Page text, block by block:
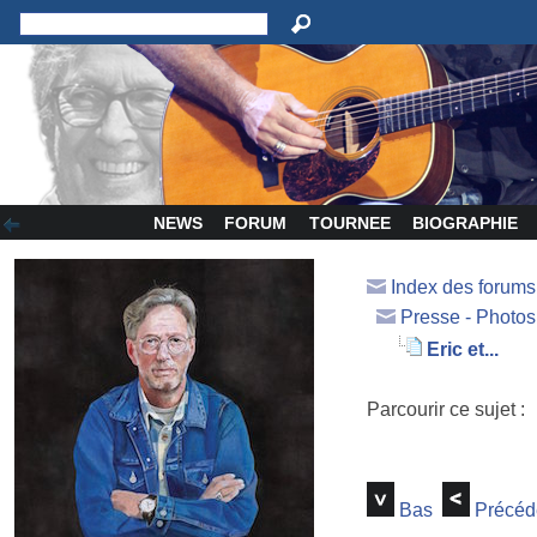
NEWS FORUM TOURNEE BIOGRAPHIE
Index des
Presse - Photos
Eric et...
Parcourir ce sujet
Bas